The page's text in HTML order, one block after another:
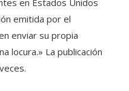
en Estados Unidos
emitida por el
enviar su propia
locura.» La publicación